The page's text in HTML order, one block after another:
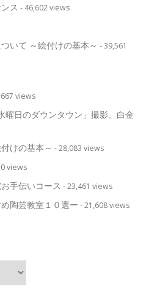
ス - 46,602 views
いて ～絵付けの基本～ - 39,561
views
曜日のダウンタウン」撮影。白金
けの基本～ - 28,083 views
views
手伝いコース - 23,461 views
陶芸教室１０選ー - 21,608 views